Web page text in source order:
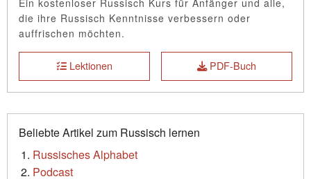
Ein kostenloser Russisch Kurs für Anfänger und alle,
die ihre Russisch Kenntnisse verbessern oder
auffrischen möchten.
Lektionen PDF-Buch
Beliebte Artikel zum Russisch lernen
Russisches Alphabet
Podcast